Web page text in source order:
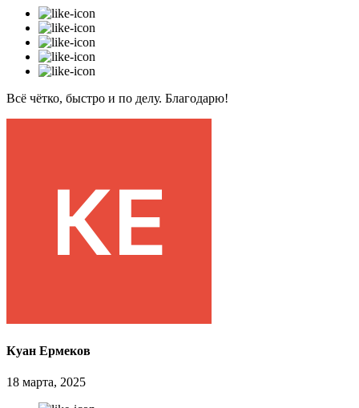
Всё чётко, быстро и по делу. Благодарю!
Куан Ермеков
18 марта, 2025